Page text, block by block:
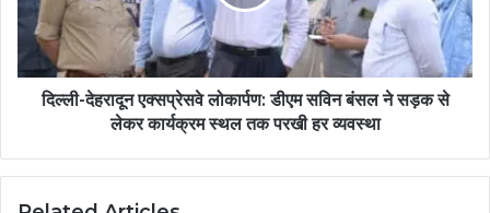
दिल्ली-देहरादून एक्सप्रेसवे लोकार्पण: डीएम सविन बंसल ने सड़क से
लेकर कार्यक्रम स्थल तक परखी हर व्यवस्था